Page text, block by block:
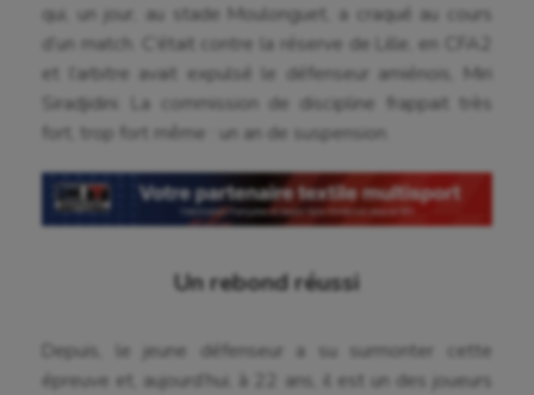
qui, un jour, au stade Moulonguet, a craqué au cours
d’un match. C’était contre la réserve de Lille, en CFA2
et l’arbitre avait expulsé le défenseur amiénois, Miri
Siradjidini. La commission de discipline frappait très
fort, trop fort même : un an de suspension.
Un rebond réussi
Depuis, le jeune défenseur a su surmonter cette
épreuve et, aujourd’hui, à 22 ans, il est un des joueurs